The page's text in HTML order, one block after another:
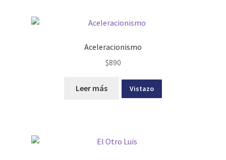
Aceleracionismo
$890
Leer más Vistazo